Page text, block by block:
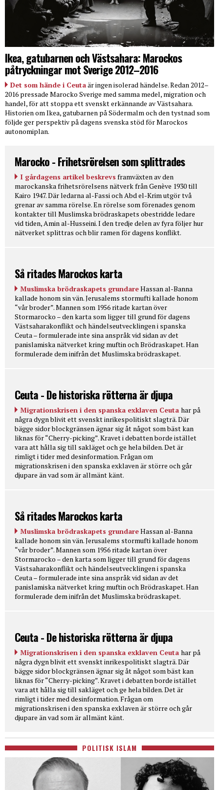
Ikea, gatubarnen och Västsahara: Marockos
påtryckningar mot Sverige 2012–2016
Det som hände i Ceutaär ingen isolerad händelse. Redan 2012–
2016 pressade Marocko Sverige med samma medel, migration och
handel, för att stoppa ett svenskt erkännande av Västsahara.
Historien om Ikea, gatubarnen på Södermalm och den tystnad som
följde ger perspektiv på dagens svenska stöd för Marockos
autonomiplan.
Marocko - Frihetsrörelsen som splittrades
I gårdagens artikel beskrevs framväxten av den
marockanska frihetsrörelsens nätverk från Genève 1930 till
Kairo 1947. Där ledarna al-Fassi och Abd el-Krim utgör två
grenar av samma rörelse. En rörelse som förenades genom
kontakter till Muslimska brödraskapets obestridde ledare
vid tiden, Amin al-Husseini. I den tredje delen av fyra följer hur
nätverket splittras och blir ramen för dagens konflikt.
Så ritades Marockos karta
Muslimska brödraskapets grundareHassan al-Banna
kallade honom sin vän. Jerusalems stormufti kallade honom
“vår broder”. Mannen som 1956 ritade kartan över
Stormarocko – den karta som ligger till grund för dagens
Västsaharakonflikt och händelseutvecklingen i spanska
Ceuta – formulerade inte sina anspråk vid sidan av det
panislamiska nätverket kring muftin och Brödraskapet. Han
formulerade dem inifrån det Muslimska brödraskapet.
Ceuta - De historiska rötterna är djupa
Migrationskrisen i den spanska exklaven Ceuta har på
några dygn blivit ett svenskt inrikespolitiskt slagträ. Där
bägge sidor blockgränsen ägnar sig åt något som bäst kan
liknas för “Cherry-picking”. Kravet i debatten borde istället
vara att hålla sig till sakläget och ge hela bilden. Det är
rimligt i tider med desinformation. Frågan om
migrationskrisen i den spanska exklaven är större och går
djupare än vad som är allmänt känt.
Så ritades Marockos karta
Muslimska brödraskapets grundareHassan al-Banna
kallade honom sin vän. Jerusalems stormufti kallade honom
“vår broder”. Mannen som 1956 ritade kartan över
Stormarocko – den karta som ligger till grund för dagens
Västsaharakonflikt och händelseutvecklingen i spanska
Ceuta – formulerade inte sina anspråk vid sidan av det
panislamiska nätverket kring muftin och Brödraskapet. Han
formulerade dem inifrån det Muslimska brödraskapet.
Ceuta - De historiska rötterna är djupa
Migrationskrisen i den spanska exklaven Ceuta har på
några dygn blivit ett svenskt inrikespolitiskt slagträ. Där
bägge sidor blockgränsen ägnar sig åt något som bäst kan
liknas för “Cherry-picking”. Kravet i debatten borde istället
vara att hålla sig till sakläget och ge hela bilden. Det är
rimligt i tider med desinformation. Frågan om
migrationskrisen i den spanska exklaven är större och går
djupare än vad som är allmänt känt.
POLITISK ISLAM